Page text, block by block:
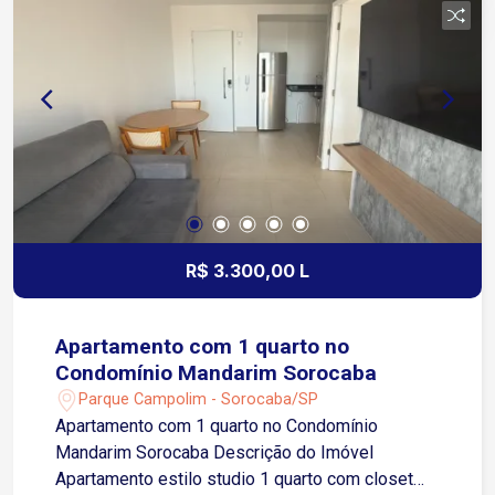
Portaria 24 horas Piscina Salão de festas
Churrasqueira Jardim Circuito interno de TV Cerca
moderno, com padrão de acabamento, tecnologia,
segurança e uma infraestrutura completa para
morar com conforto. Agende sua visita e venha
conhecer este imóvel!
R$ 3.300,00 L
Apartamento com 1 quarto no
Condomínio Mandarim Sorocaba
Parque Campolim - Sorocaba/SP
Apartamento com 1 quarto no Condomínio
Mandarim Sorocaba Descrição do Imóvel
Apartamento estilo studio 1 quarto com closet